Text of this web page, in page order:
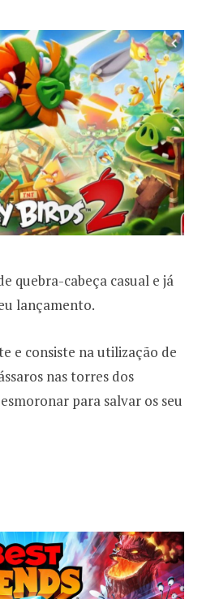
quebra-cabeça casual e já
lançamento.
e consiste na utilização de
nas torres dos
para salvar os seu